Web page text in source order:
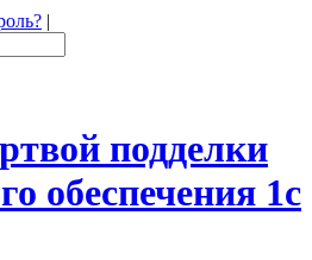
|
подделки
обеспечения 1с